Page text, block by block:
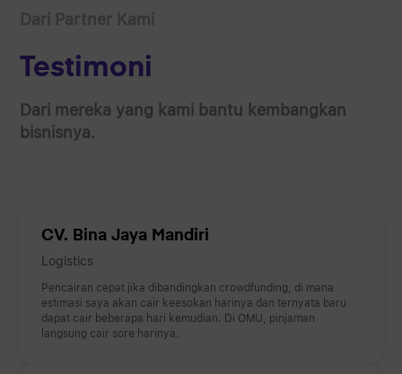
Dari Partner Kami
Testimoni
Dari mereka yang kami bantu kembangkan
bisnisnya.
CV. Bina Jaya Mandiri
Logistics
Pencairan cepat jika dibandingkan crowdfunding, di mana
estimasi saya akan cair keesokan harinya dan ternyata baru
dapat cair beberapa hari kemudian. Di OMU, pinjaman
langsung cair sore harinya.